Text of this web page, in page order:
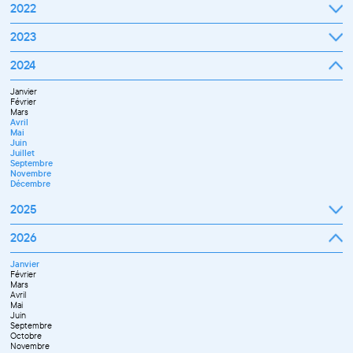
Septembre
Novembre
Décembre
2022
Janvier
Mars
Avril
Juin
Juillet
Septembre
Octobre
Novembre
Décembre
2023
Janvier
Mars
Avril
Mai
Juin
Septembre
Octobre
Novembre
Décembre
2024
Janvier
Février
Mars
Avril
Mai
Juin
Juillet
Septembre
Novembre
Décembre
2025
Janvier
Mars
Avril
Mai
Juin
Juillet
Septembre
Octobre
Novembre
Décembre
2026
Janvier
Février
Mars
Avril
Mai
Juin
Septembre
Octobre
Novembre